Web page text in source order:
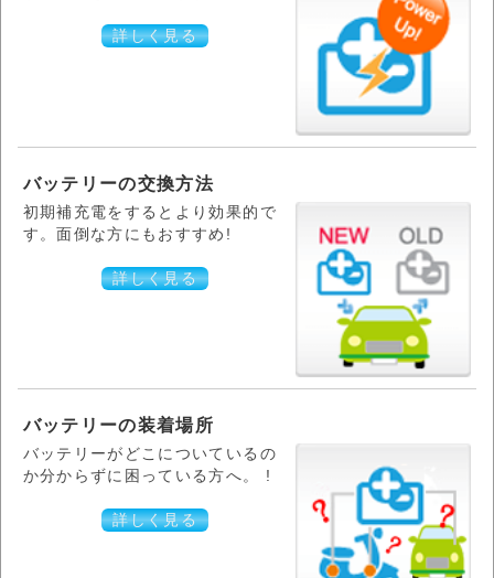
詳しく見る
バッテリーの交換方法
初期補充電をするとより効果的で
す。面倒な方にもおすすめ!
詳しく見る
バッテリーの装着場所
バッテリーがどこについているの
か分からずに困っている方へ。 !
詳しく見る